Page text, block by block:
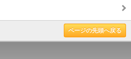
ページの先頭へ戻る